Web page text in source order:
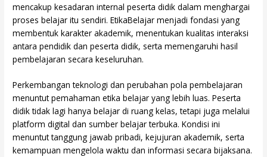
mencakup kesadaran internal peserta didik dalam menghargai
proses belajar itu sendiri. EtikaBelajar menjadi fondasi yang
membentuk karakter akademik, menentukan kualitas interaksi
antara pendidik dan peserta didik, serta memengaruhi hasil
pembelajaran secara keseluruhan.
Perkembangan teknologi dan perubahan pola pembelajaran
menuntut pemahaman etika belajar yang lebih luas. Peserta
didik tidak lagi hanya belajar di ruang kelas, tetapi juga melalui
platform digital dan sumber belajar terbuka. Kondisi ini
menuntut tanggung jawab pribadi, kejujuran akademik, serta
kemampuan mengelola waktu dan informasi secara bijaksana.